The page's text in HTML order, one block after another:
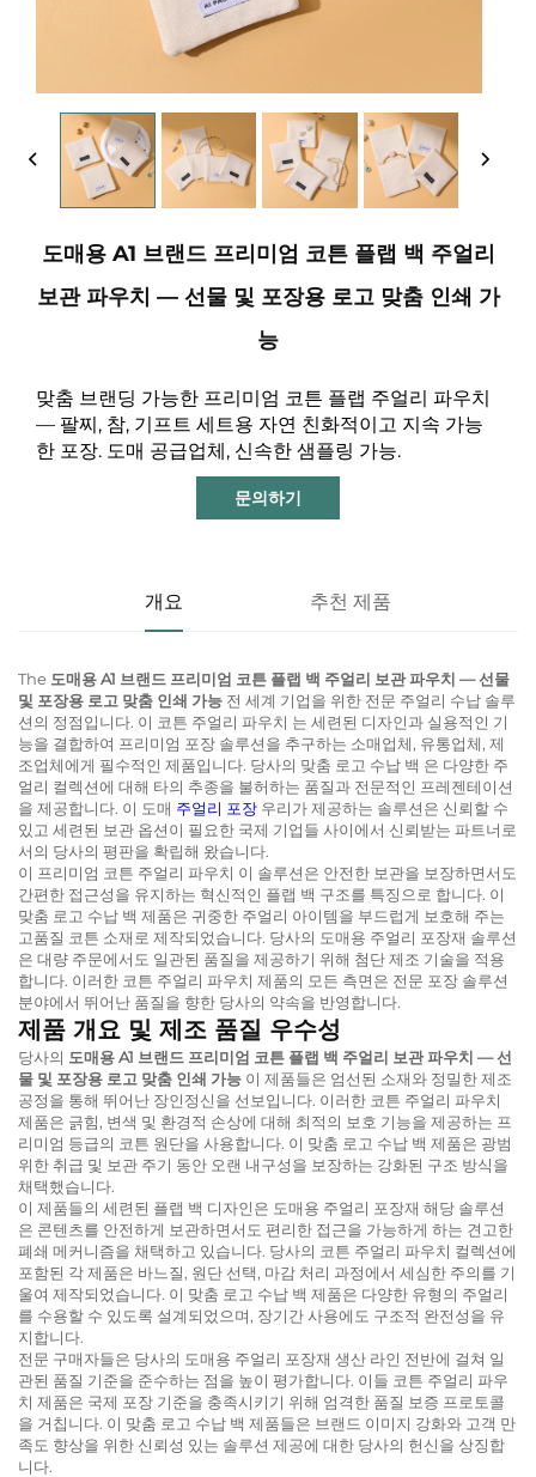
도매용 A1 브랜드 프리미엄 코튼 플랩 백 주얼리
보관 파우치 — 선물 및 포장용 로고 맞춤 인쇄 가
능
맞춤 브랜딩 가능한 프리미엄 코튼 플랩 주얼리 파우치
— 팔찌, 참, 기프트 세트용 자연 친화적이고 지속 가능
한 포장. 도매 공급업체, 신속한 샘플링 가능.
문의하기
개요 추천 제품
The 도매용 A1 브랜드 프리미엄 코튼 플랩 백 주얼리 보관 파우치 — 선물
및 포장용 로고 맞춤 인쇄 가능 전 세계 기업을 위한 전문 주얼리 수납 솔루
션의 정점입니다. 이 코튼 주얼리 파우치 는 세련된 디자인과 실용적인 기
능을 결합하여 프리미엄 포장 솔루션을 추구하는 소매업체, 유통업체, 제
조업체에게 필수적인 제품입니다. 당사의 맞춤 로고 수납 백 은 다양한 주
얼리 컬렉션에 대해 타의 추종을 불허하는 품질과 전문적인 프레젠테이션
을 제공합니다. 이 도매 주얼리 포장 우리가 제공하는 솔루션은 신뢰할 수
있고 세련된 보관 옵션이 필요한 국제 기업들 사이에서 신뢰받는 파트너로
서의 당사의 평판을 확립해 왔습니다.
이 프리미엄 코튼 주얼리 파우치 이 솔루션은 안전한 보관을 보장하면서도
간편한 접근성을 유지하는 혁신적인 플랩 백 구조를 특징으로 합니다. 이
맞춤 로고 수납 백 제품은 귀중한 주얼리 아이템을 부드럽게 보호해 주는
고품질 코튼 소재로 제작되었습니다. 당사의 도매용 주얼리 포장재 솔루션
은 대량 주문에서도 일관된 품질을 제공하기 위해 첨단 제조 기술을 적용
합니다. 이러한 코튼 주얼리 파우치 제품의 모든 측면은 전문 포장 솔루션
분야에서 뛰어난 품질을 향한 당사의 약속을 반영합니다.
제품 개요 및 제조 품질 우수성
당사의 도매용 A1 브랜드 프리미엄 코튼 플랩 백 주얼리 보관 파우치 — 선
물 및 포장용 로고 맞춤 인쇄 가능 이 제품들은 엄선된 소재와 정밀한 제조
공정을 통해 뛰어난 장인정신을 선보입니다. 이러한 코튼 주얼리 파우치
제품은 긁힘, 변색 및 환경적 손상에 대해 최적의 보호 기능을 제공하는 프
리미엄 등급의 코튼 원단을 사용합니다. 이 맞춤 로고 수납 백 제품은 광범
위한 취급 및 보관 주기 동안 오랜 내구성을 보장하는 강화된 구조 방식을
채택했습니다.
이 제품들의 세련된 플랩 백 디자인은 도매용 주얼리 포장재 해당 솔루션
은 콘텐츠를 안전하게 보관하면서도 편리한 접근을 가능하게 하는 견고한
폐쇄 메커니즘을 채택하고 있습니다. 당사의 코튼 주얼리 파우치 컬렉션에
포함된 각 제품은 바느질, 원단 선택, 마감 처리 과정에서 세심한 주의를 기
울여 제작되었습니다. 이 맞춤 로고 수납 백 제품은 다양한 유형의 주얼리
를 수용할 수 있도록 설계되었으며, 장기간 사용에도 구조적 완전성을 유
지합니다.
전문 구매자들은 당사의 도매용 주얼리 포장재 생산 라인 전반에 걸쳐 일
관된 품질 기준을 준수하는 점을 높이 평가합니다. 이들 코튼 주얼리 파우
치 제품은 국제 포장 기준을 충족시키기 위해 엄격한 품질 보증 프로토콜
을 거칩니다. 이 맞춤 로고 수납 백 제품들은 브랜드 이미지 강화와 고객 만
족도 향상을 위한 신뢰성 있는 솔루션 제공에 대한 당사의 헌신을 상징합
니다.